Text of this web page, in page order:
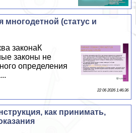
многодетной (статус и
законаК
законы не
определения
22 06 2026 1:46:36
как принимать,